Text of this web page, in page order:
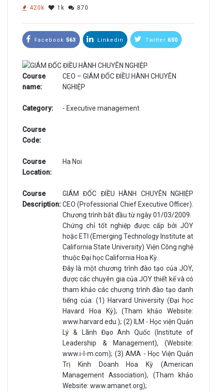
420k 1k 870
Facebook 563 Linkedin Twitter 650
Course
name:
CEO – GIÁM ĐỐC ĐIỀU HÀNH CHUYÊN
NGHIỆP
Category: - Executive management
Course
Code:
Course
Location:
Ha Noi
Course
Description:
GIÁM ĐỐC ĐIỀU HÀNH CHUYÊN NGHIỆP
CEO (Professional Chief Executive Officer).
Chương trình bắt đầu từ ngày 01/03/2009.
Chứng chỉ tốt nghiệp được cấp bởi JOY
hoặc ETI (Emerging Technology Institute at
California State University) Viện Công nghệ
thuộc Đại học California Hoa Kỳ.
Đây là một chương trình đào tạo của JOY,
được các chuyên gia của JOY thiết kế và có
tham khảo các chương trình đào tạo danh
tiếng của: (1) Harvard University (Đại học
Havard Hoa Kỳ); (Tham khảo Website:
www.harvard.edu ); (2) ILM - Học viện Quản
Lý & Lãnh Đạo Anh Quốc (Institute of
Leadership & Management), (Website:
www.i-l-m.com); (3) AMA - Học Viện Quản
Trị Kinh Doanh Hoa Kỳ (American
Management Association), (Tham khảo
Website: www.amanet.org);